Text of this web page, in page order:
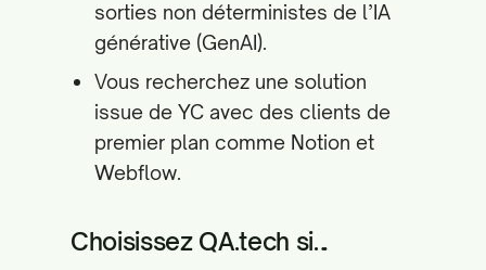
sorties non déterministes de l’IA
générative (GenAI).
Vous recherchez une solution
issue de YC avec des clients de
premier plan comme Notion et
Webflow.
Choisissez QA.tech si…